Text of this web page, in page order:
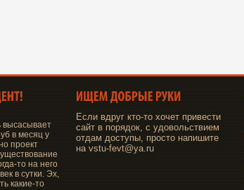
в месяц у
проект
то на него
в сутки. Эх,
какие-то
Если вдруг кто-то хочет привести
сайт в порядок, с удовольствием
отдам доступы, просто напишите
на vstu-fevt@ya.ru